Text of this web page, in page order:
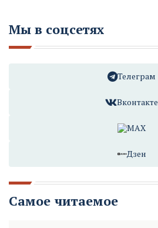
Мы в соцсетях
Телеграм
Вконтакте
MAX
Дзен
Самое читаемое